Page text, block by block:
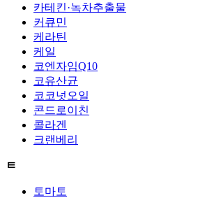
카테킨·녹차추출물
커큐민
케라틴
케일
코엔자임Q10
코유산균
코코넛오일
콘드로이친
콜라겐
크랜베리
ㅌ
토마토